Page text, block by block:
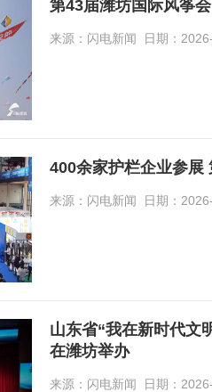
第43届潍坊国际风筝
来源：闪电新闻 日期：
400余家护栏企业参展
来源：闪电新闻 日期：
山东省“我在新时代文
在潍坊举办
来源：闪电新闻 日期：